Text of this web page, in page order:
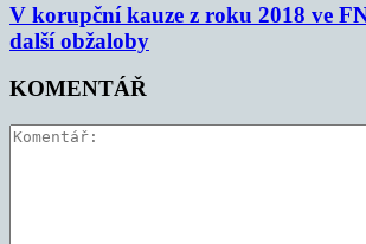
V korupční kauze z roku 2018 ve
další obžaloby
KOMENTÁŘ